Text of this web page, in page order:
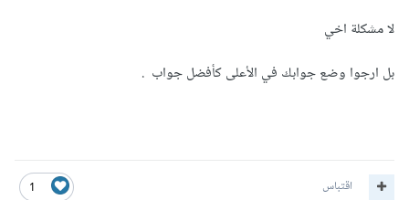
لا مشكلة اخي
بل ارجوا وضع جوابك في الأعلى كأفضل جواب .
1 اقتباس